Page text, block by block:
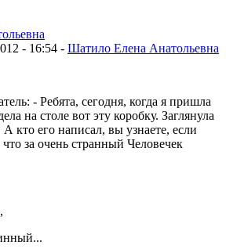
- 16:54 - Шатило Елена Анатольевна
- Ребята, сегодня, когда я пришла
на столе вот эту коробку. Заглянула
кто его написал, вы узнаете, если
что за очень странный Человечек